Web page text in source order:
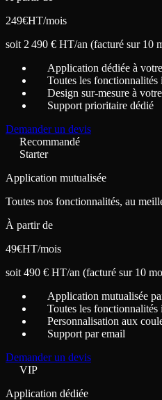
249€HT/mois
soit 2 490 € HT/an (facturé sur 10
Application dédiée à
Toutes les fonctionnalités
Design sur-mesure à
Support prioritaire dédié
Demander un devis
Recommandé
Starter
Application mutualisée
Toutes nos fonctionnalités, au
À partir de
49€HT/mois
soit 490 € HT/an (facturé sur 10
Application mutualisée
Toutes les fonctionnalités
Personnalisation aux
Support par email
Demander un devis
VIP
Application dédiée